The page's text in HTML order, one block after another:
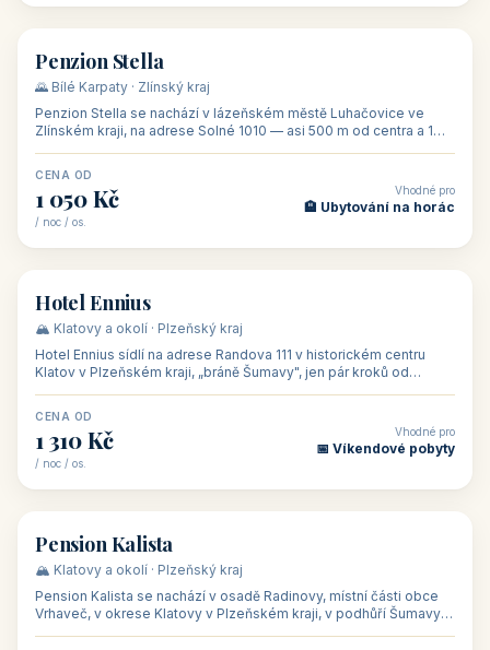
🏡 penzion
Penzion Stella
🌄 Bílé Karpaty · Zlínský kraj
Penzion Stella se nachází v lázeňském městě Luhačovice ve
Zlínském kraji, na adrese Solné 1010 — asi 500 m od centra a 1
CENA OD
1 050 Kč
/ noc / os.
Vhodné pro
🏨 Ubytování na horác
🏨 hotel
Hotel Ennius
🏔️ Klatovy a okolí · Plzeňský kraj
Hotel Ennius sídlí na adrese Randova 111 v historickém centru
Klatov v Plzeňském kraji, „bráně Šumavy", jen pár kroků od
CENA OD
1 310 Kč
/ noc / os.
Vhodné pro
📅 Víkendové pobyty
🏡 penzion
Pension Kalista
🏔️ Klatovy a okolí · Plzeňský kraj
Pension Kalista se nachází v osadě Radinovy, místní části obce
Vrhaveč, v okrese Klatovy v Plzeňském kraji, v podhůří Šumavy